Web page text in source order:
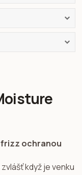
ochranou
když je venku